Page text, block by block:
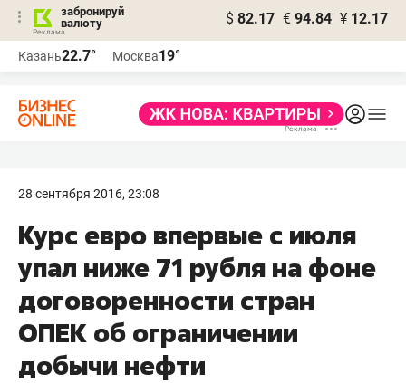
забронируй
валюту
$ 82.17 € 94.84 ¥ 12.17
Казань22.7° Москва19°
28 сентября 2016, 23:08
Курс евро впервые с июля
упал ниже 71 рубля на фоне
договоренности стран
ОПЕК об ограничении
добычи нефти